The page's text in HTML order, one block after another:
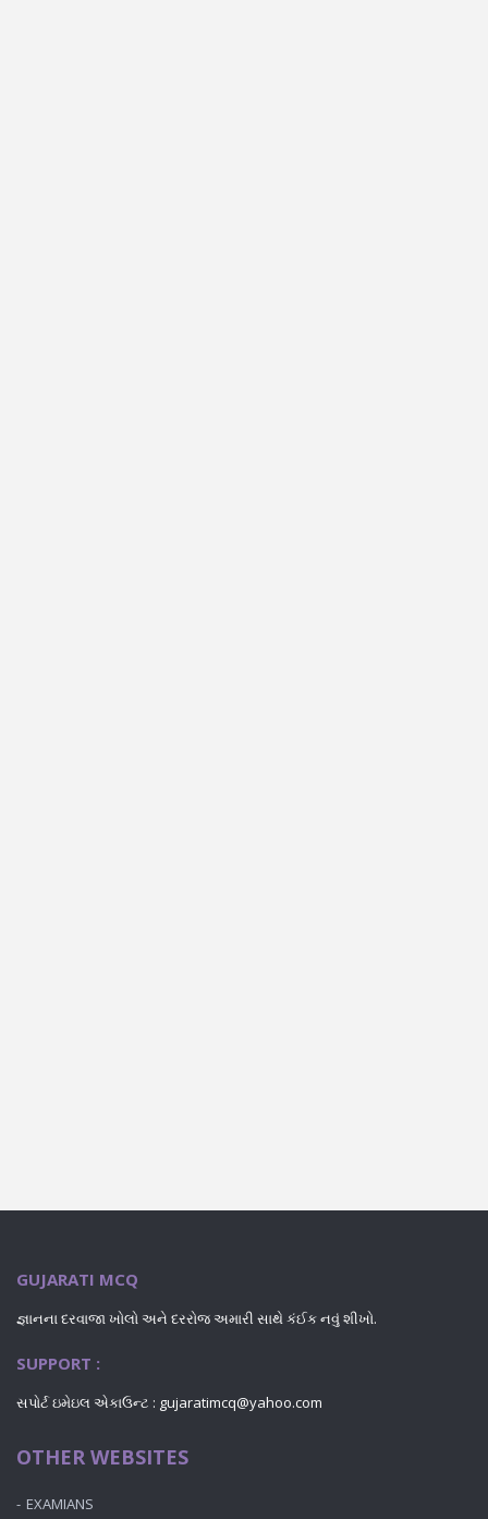
GUJARATI MCQ
જ્ઞાનના દરવાજા ખોલો અને દરરોજ અમારી સાથે કંઈક નવું શીખો.
SUPPORT :
સપોર્ટ ઇમેઇલ એકાઉન્ટ : gujaratimcq@yahoo.com
OTHER WEBSITES
EXAMIANS